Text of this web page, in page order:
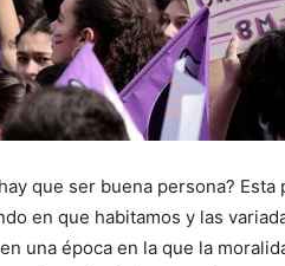
que ser buena persona?
en que habitamos y las
una época en la que la